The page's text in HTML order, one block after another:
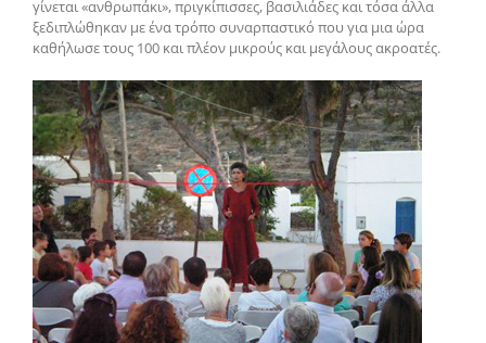
γίνεται «ανθρωπάκι», πριγκίπισσες, βασιλιάδες και τόσα άλλα
ξεδιπλώθηκαν με ένα τρόπο συναρπαστικό που για μια ώρα
καθήλωσε τους 100 και πλέον μικρούς και μεγάλους ακροατές.